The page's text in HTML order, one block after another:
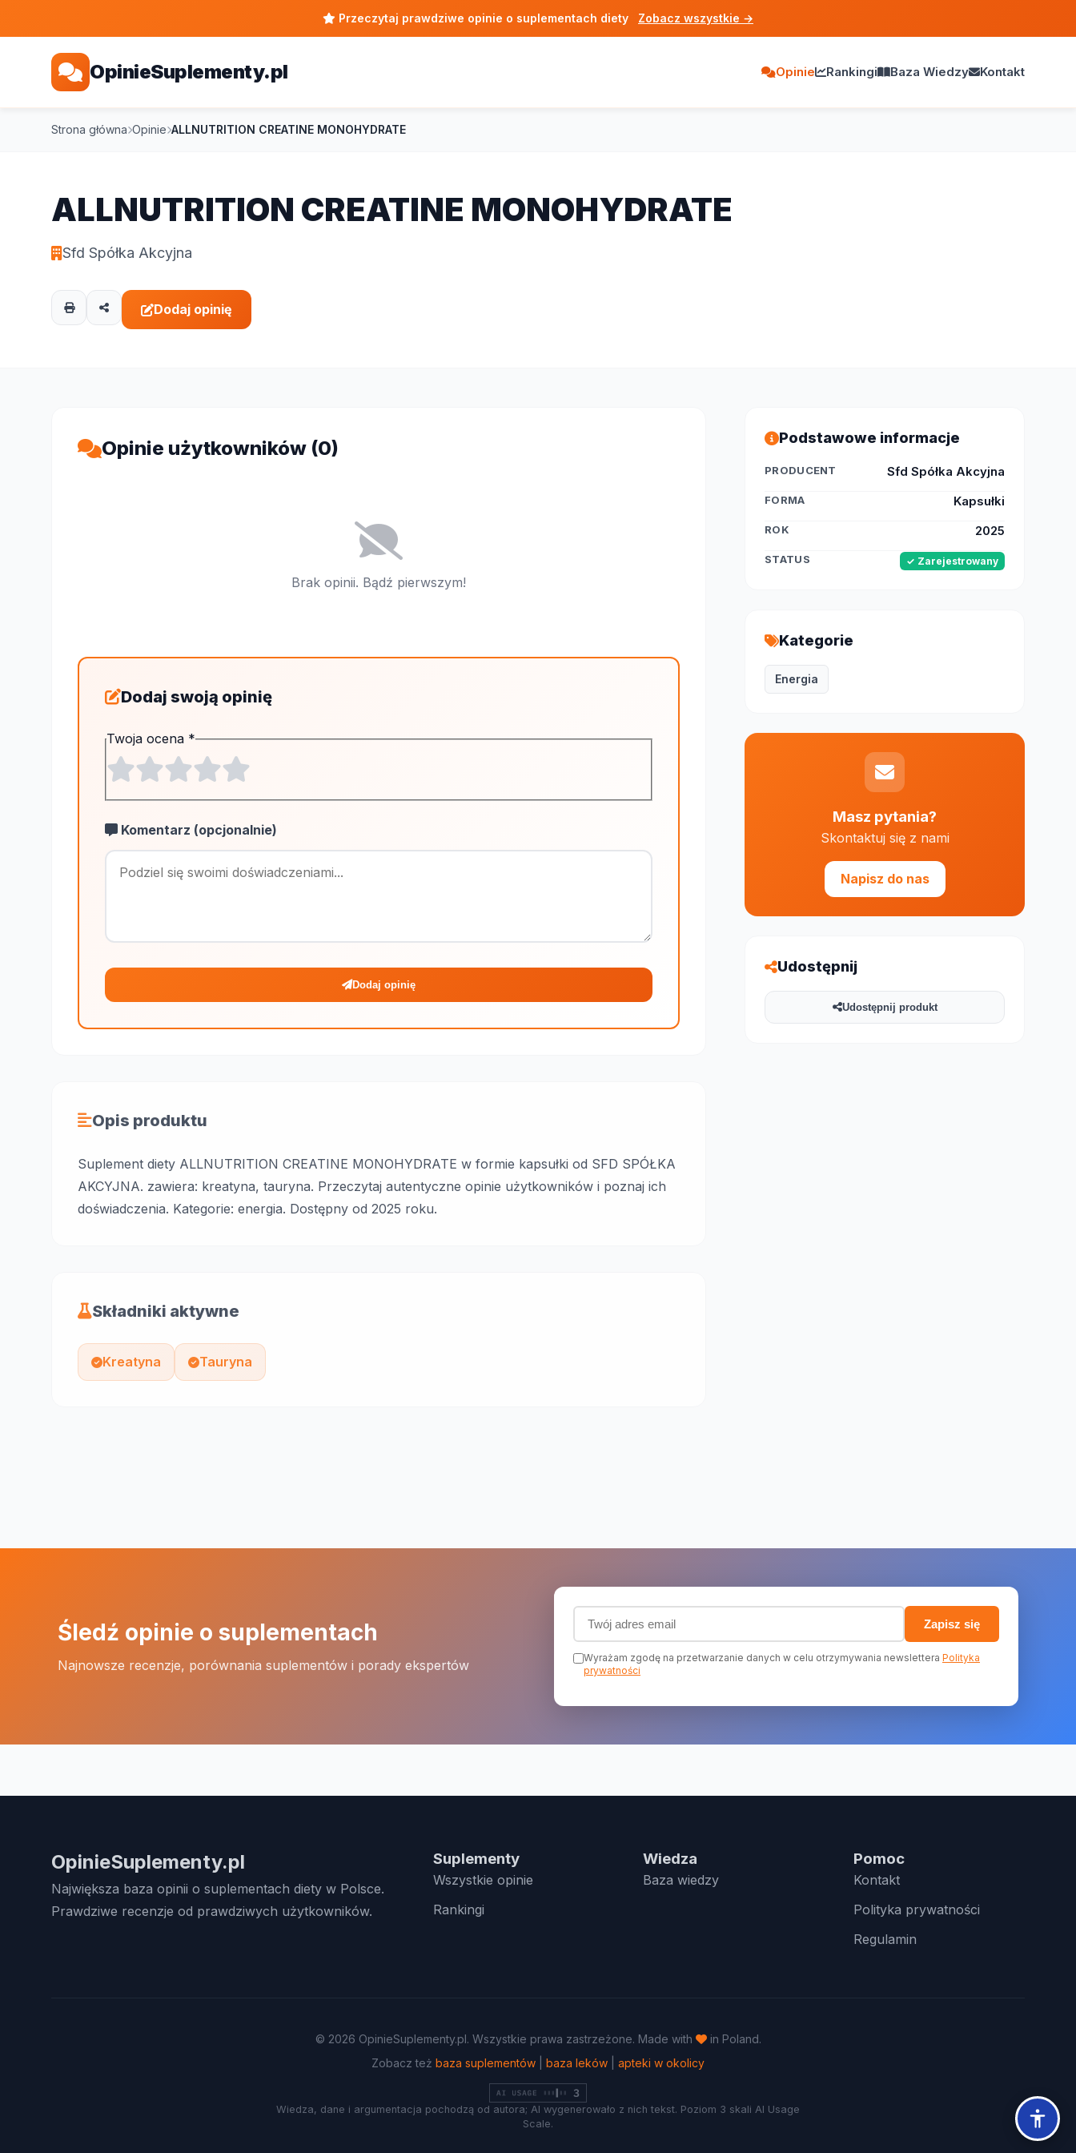
Przeczytaj prawdziwe opinie o suplementach diety Zobacz wszystkie →
OpinieSuplementy.pl Opinie Rankingi Baza Wiedzy Kontakt
Strona główna Opinie ALLNUTRITION CREATINE MONOHYDRATE
ALLNUTRITION CREATINE MONOHYDRATE
Sfd Spółka Akcyjna
Dodaj opinię
Opinie użytkowników (0)
Brak opinii. Bądź pierwszym!
Dodaj swoją opinię
Twoja ocena *
Komentarz (opcjonalnie)
Maksymalnie 1000 znaków
Dodaj opinię
Opis produktu
Suplement diety ALLNUTRITION CREATINE MONOHYDRATE w formie kapsułki od SFD SPÓŁKA
AKCYJNA. zawiera: kreatyna, tauryna. Przeczytaj autentyczne opinie użytkowników i poznaj ich
doświadczenia. Kategorie: energia. Dostępny od 2025 roku.
Składniki aktywne
Kreatyna Tauryna
Podstawowe informacje
PRODUCENT Sfd Spółka Akcyjna
FORMA Kapsułki
ROK 2025
STATUS ✓ Zarejestrowany
Kategorie
Energia
Masz pytania?
Skontaktuj się z nami
Napisz do nas
Udostępnij
Udostępnij produkt
Śledź opinie o suplementach
Najnowsze recenzje, porównania suplementów i porady ekspertów
Adres email (wymagany)
Zapisz się
Wyrażam zgodę na przetwarzanie danych w celu otrzymywania newslettera Polityka
prywatności
OpinieSuplementy.pl
Największa baza opinii o suplementach diety w Polsce.
Prawdziwe recenzje od prawdziwych użytkowników.
Suplementy
Wszystkie opinie
Rankingi
Wiedza
Baza wiedzy
Pomoc
Kontakt
Polityka prywatności
Regulamin
© 2026 OpinieSuplementy.pl. Wszystkie prawa zastrzeżone. Made with
in Poland.
Zobacz też baza suplementów baza leków apteki w okolicy
Wiedza, dane i argumentacja pochodzą od autora; AI wygenerowało z nich tekst. Poziom 3 skali AI Usage
Scale.